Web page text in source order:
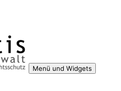
Menü und Widgets